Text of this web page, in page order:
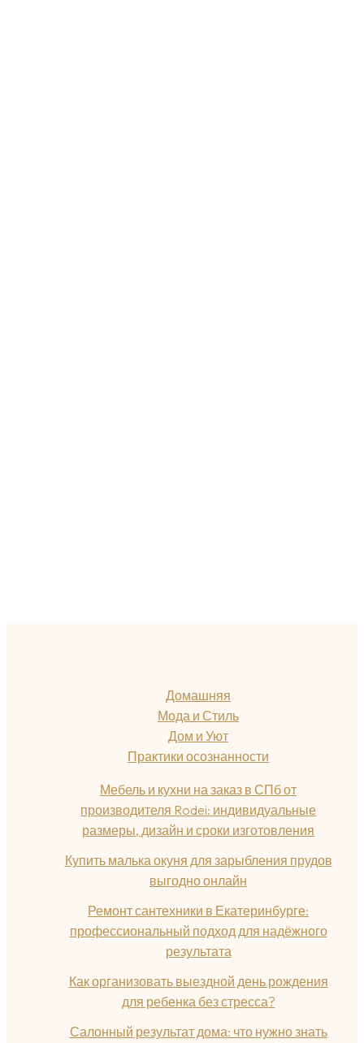
Домашняя
Мода и Стиль
Дом и Уют
Практики осознанности
Мебель и кухни на заказ в СПб от
производителя Rodei: индивидуальные
размеры, дизайн и сроки изготовления
Купить малька окуня для зарыбления прудов
выгодно онлайн
Ремонт сантехники в Екатеринбурге:
профессиональный подход для надёжного
результата
Как организовать выездной день рождения
для ребенка без стресса?
Салонный результат дома: что нужно знать